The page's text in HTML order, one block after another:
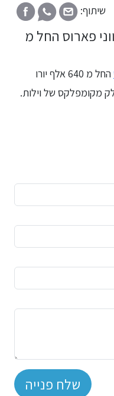
שיתוף:
פארוס החל מ
החל מ 640 אלף יורו
מקומפלקס של וילות.
שלח פנייה